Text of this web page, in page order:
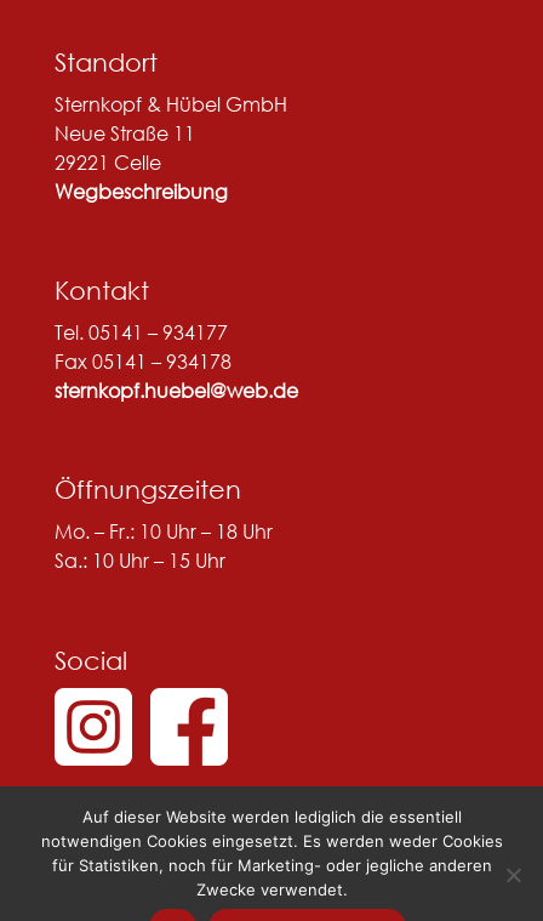
Standort
Sternkopf & Hübel GmbH
Neue Straße 11
29221 Celle
Wegbeschreibung
Kontakt
Tel. 05141 – 934177
Fax 05141 – 934178
sternkopf.huebel@web.de
Öffnungszeiten
Mo. – Fr.: 10 Uhr – 18 Uhr
Sa.: 10 Uhr – 15 Uhr
Social
© 2025 Sternkopf & Hübel |
Auf dieser Website werden lediglich die essentiell
notwendigen Cookies eingesetzt. Es werden weder Cookies
für Statistiken, noch für Marketing- oder jegliche anderen
Zwecke verwendet.